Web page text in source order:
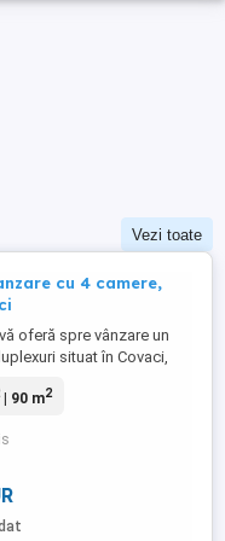
Vezi toate
cu 4 camere,
oferă spre vânzare un
situat în Covaci,
la doar câteva minute de
modern și eficient,
de un teren generos de
...
| 90 m2